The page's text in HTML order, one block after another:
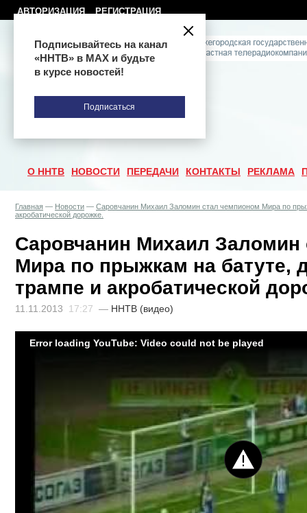
АВТОРИЗАЦИЯ РЕГИСТРАЦИЯ
О ННТВ НОВОСТИ ПЕРЕДАЧИ КОНТАКТЫ РЕКЛАМА
Главная — Новости — Саровчанин Михаил Заломин стал чемпионом Мира по
акробатической дорожке.
Саровчанин Михаил Заломин
Мира по прыжкам на батуте,
трампе и акробатической
11.11.2013 17:27 — ННТВ (видео)
Error loading YouTube: Video could not be played
Подписывайтесь на канал
«ННТВ» в МАХ и будьте
в курсе новостей!
Подписаться